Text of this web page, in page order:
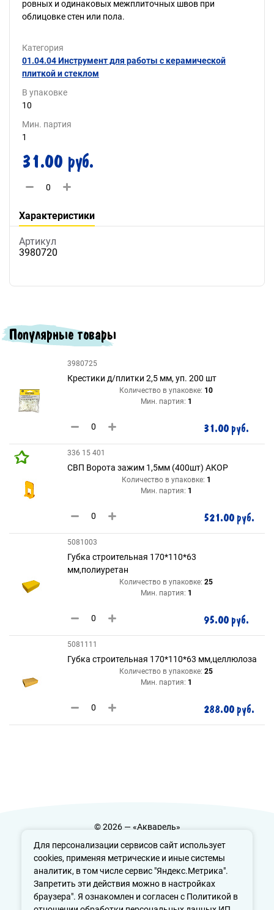
Для персонализации сервисов сайт использует
cookies, применяя метрические и иные системы
аналитик, в том числе сервис "Яндекс.Метрика".
Запретить эти действия можно в настройках
браузера". Я ознакомлен и согласен с Политикой в
ровных и одинаковых межплиточных швов при
облицовке стен или пола.
Категория
01.04.04 Инструмент для работы с керамической
плиткой и стеклом
В упаковке
10
Мин. партия
1
31.00 руб.
Характеристики
Артикул
3980720
Популярные товары
3980725
Крестики д/плитки 2,5 мм, уп. 200 шт
Количество в упаковке: 10
Мин. партия: 1
31.00 руб.
336 15 401
СВП Ворота зажим 1,5мм (400шт) АКОР
Количество в упаковке: 1
Мин. партия: 1
521.00 руб.
5081003
Губка строительная 170*110*63
мм,полиуретан
Количество в упаковке: 25
Мин. партия: 1
95.00 руб.
5081111
Губка строительная 170*110*63 мм,целлюлоза
Количество в упаковке: 25
Мин. партия: 1
288.00 руб.
© 2026 — «Акварель»
Политика конфиденциальности